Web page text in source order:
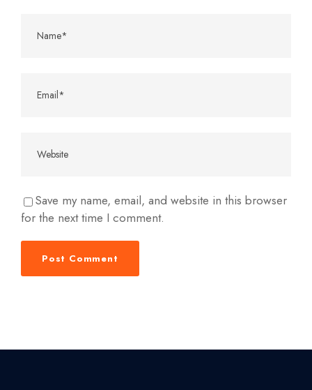
Save my name, email, and website in this browser
for the next time I comment.